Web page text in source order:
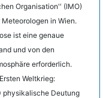
Organisation'' (IMO)
in Wien.
ist eine genaue
und von den
erforderlich.
Weltkrieg:
physikalische Deutung